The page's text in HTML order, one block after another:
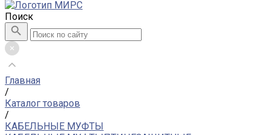
Поиск
Главная
/
Каталог товаров
/
КАБЕЛЬНЫЕ МУФТЫ